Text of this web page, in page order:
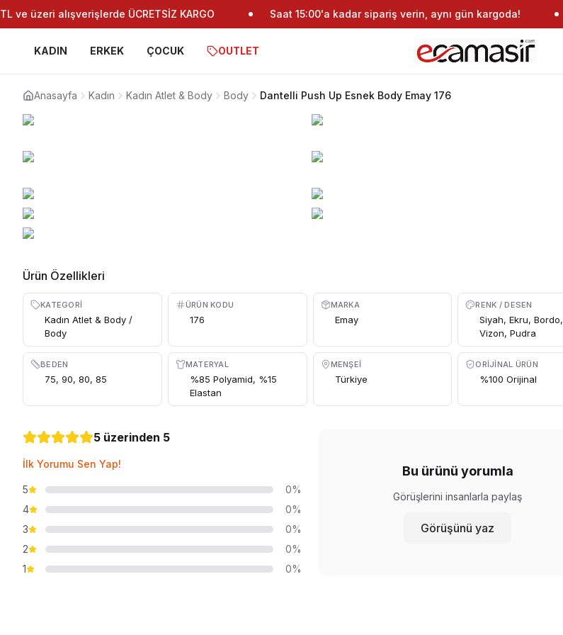
ve üzeri alışverişlerde ÜCRETSİZ KARGO Saat 15:00'a kadar sipariş verin, aynı gün kargoda!
KADIN ERKEK ÇOCUK OUTLET
Anasayfa Kadın Kadın Atlet & Body Body Dantelli Push Up Esnek Body Emay 176
Ürün Özellikleri
KATEGORI
Kadın Atlet & Body /
Body
ÜRÜN KODU
176
MARKA
Emay
RENK / DESEN
Siyah, Ekru, Bordo,
Vizon, Pudra
BEDEN
75, 90, 80, 85
MATERYAL
%85 Polyamid, %15
Elastan
MENŞEI
Türkiye
ORIJINAL ÜRÜN
%100 Orijinal
5 üzerinden 5
İlk Yorumu Sen Yap!
5
0%
4
0%
3
0%
2
0%
1
0%
Bu ürünü yorumla
Görüşlerini insanlarla paylaş
Görüşünü yaz